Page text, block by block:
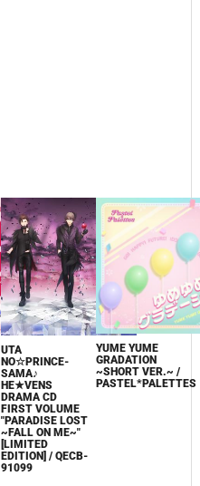
UTA
NO☆PRINCE-
SAMA♪
HE★VENS
DRAMA CD
FIRST VOLUME
"PARADISE LOST
~FALL ON ME~"
[LIMITED
EDITION] / QECB-
91099
YUME YUME
GRADATION
~SHORT VER.~ /
PASTEL*PALETTES